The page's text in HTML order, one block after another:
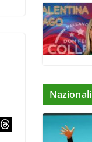
Nazionali